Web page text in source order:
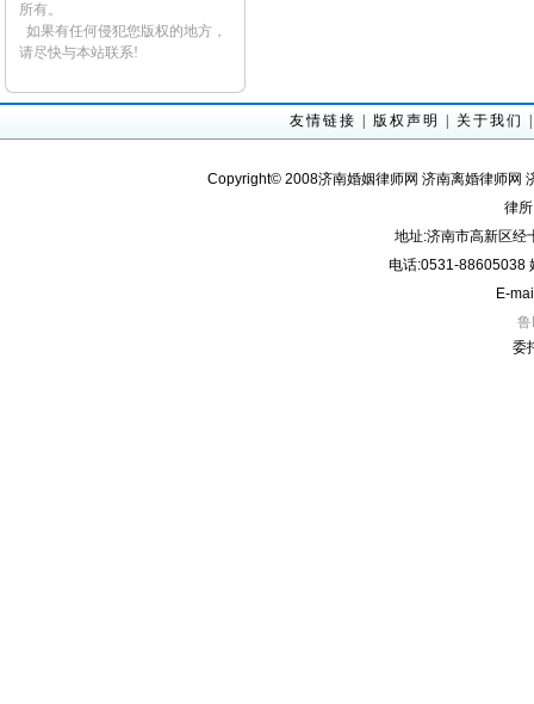
所有。
如果有任何侵犯您版权的地方，
请尽快与本站联系!
友情链接 版权声明 关于我们
Copyright© 2008济南婚姻律师网 济南离婚律师网
律
地址:济南市高新区经
电话:0531-88605038
E-
委